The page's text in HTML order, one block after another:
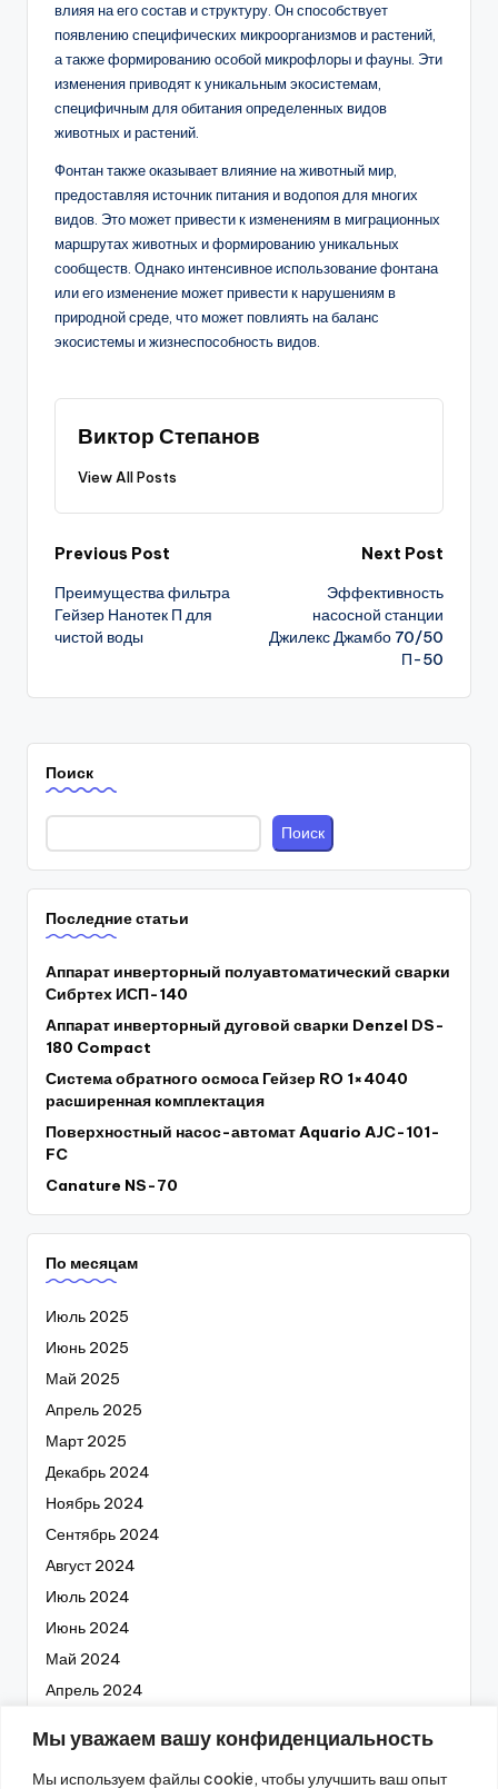
Мы уважаем вашу конфиденциальность
Мы используем файлы cookie, чтобы улучшить ваш опыт
влияя на его состав и структуру. Он способствует
появлению специфических микроорганизмов и растений,
а также формированию особой микрофлоры и фауны. Эти
изменения приводят к уникальным экосистемам,
специфичным для обитания определенных видов
животных и растений.
Фонтан также оказывает влияние на животный мир,
предоставляя источник питания и водопоя для многих
видов. Это может привести к изменениям в миграционных
маршрутах животных и формированию уникальных
сообществ. Однако интенсивное использование фонтана
или его изменение может привести к нарушениям в
природной среде, что может повлиять на баланс
экосистемы и жизнеспособность видов.
Виктор Степанов
View All Posts
Post
navigation
Previous Post
Преимущества фильтра
Гейзер Нанотек П для
чистой воды
Next Post
Эффективность
насосной станции
Джилекс Джамбо 70/50
П-50
Поиск
Поиск
Последние статьи
Аппарат инверторный полуавтоматический сварки
Сибртех ИСП-140
Аппарат инверторный дуговой сварки Denzel DS-
180 Compact
Система обратного осмоса Гейзер RO 1×4040
расширенная комплектация
Поверхностный насос-автомат Aquario AJC-101-
FC
Canature NS-70
По месяцам
Июль 2025
Июнь 2025
Май 2025
Апрель 2025
Март 2025
Декабрь 2024
Ноябрь 2024
Сентябрь 2024
Август 2024
Июль 2024
Июнь 2024
Май 2024
Апрель 2024
Февраль 2024
Январь 2024